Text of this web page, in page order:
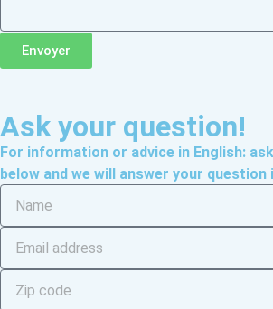
Envoyer
Ask your question!
For information or advice in English:
below and we will answer your question